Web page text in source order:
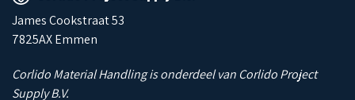
James Cookstraat 53
7825AX Emmen
Corlido Material Handling is onderdeel van Corlido Project
Supply B.V.